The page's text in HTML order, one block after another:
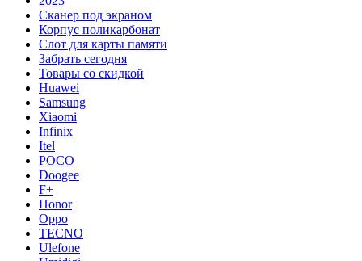
Сканер под экраном
Корпус поликарбонат
Слот для карты памяти
Забрать сегодня
Товары со скидкой
Huawei
Samsung
Xiaomi
Infinix
Itel
POCO
Doogee
F+
Honor
Oppo
TECNO
Ulefone